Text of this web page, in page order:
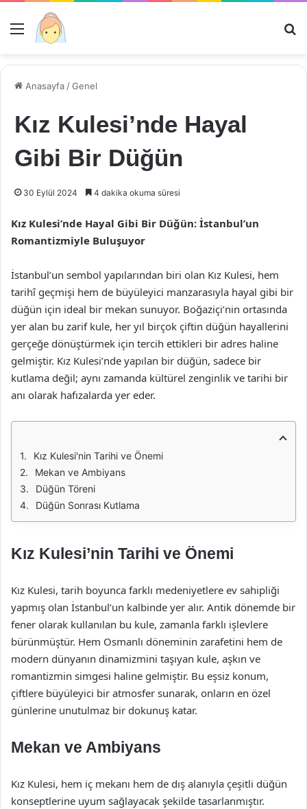
Menü
Anasayfa /Genel
Kız Kulesi’nde Hayal
Gibi Bir Düğün
30 Eylül 2024 4 dakika okuma süresi
Kız Kulesi’nde Hayal Gibi Bir Düğün: İstanbul’un
Romantizmiyle Buluşuyor
İstanbul’un sembol yapılarından biri olan Kız Kulesi, hem
tarihî geçmişi hem de büyüleyici manzarasıyla hayal gibi bir
düğün için ideal bir mekan sunuyor. Boğaziçi’nin ortasında
yer alan bu zarif kule, her yıl birçok çiftin düğün hayallerini
gerçeğe dönüştürmek için tercih ettikleri bir adres haline
gelmiştir. Kız Kulesi’nde yapılan bir düğün, sadece bir
kutlama değil; aynı zamanda kültürel zenginlik ve tarihi bir
anı olarak hafızalarda yer eder.
Kız Kulesi'nin Tarihi ve Önemi
Mekan ve Ambiyans
Düğün Töreni
Düğün Sonrası Kutlama
Kız Kulesi’nin Tarihi ve Önemi
Kız Kulesi, tarih boyunca farklı medeniyetlere ev sahipliği
yapmış olan İstanbul’un kalbinde yer alır. Antik dönemde bir
fener olarak kullanılan bu kule, zamanla farklı işlevlere
bürünmüştür. Hem Osmanlı döneminin zarafetini hem de
modern dünyanın dinamizmini taşıyan kule, aşkın ve
romantizmin simgesi haline gelmiştir. Bu eşsiz konum,
çiftlere büyüleyici bir atmosfer sunarak, onların en özel
günlerine unutulmaz bir dokunuş katar.
Mekan ve Ambiyans
Kız Kulesi, hem iç mekanı hem de dış alanıyla çeşitli düğün
konseptlerine uyum sağlayacak şekilde tasarlanmıştır.